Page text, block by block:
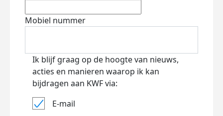
Mobiel nummer
Ik blijf graag op de hoogte van nieuws,
acties en manieren waarop ik kan
bijdragen aan KWF via:
E-mail